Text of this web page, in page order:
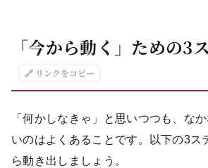
「今から動く」ための3
🔗 リンクをコピー
「何かしなきゃ」と思いつつも、な
いのはよくあることです。以下の3ス
ら動き出しましょう。